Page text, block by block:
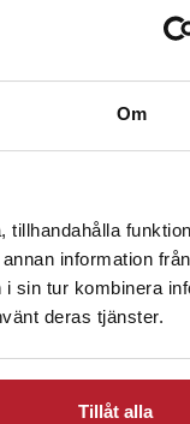
Om
tillhandahålla
information
sin tur kombinera
deras tjänster.
Tillåt alla
PRESENTTIPS